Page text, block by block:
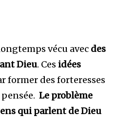
vécu avec des
Dieu. Ces idées
former des forteresses
Le problème
qui parlent de Dieu